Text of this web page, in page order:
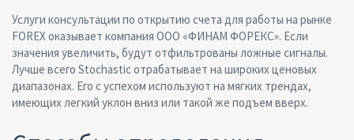
Услуги консультации по открытию счета для работы на рынке
FOREX оказывает компания ООО «ФИНАМ ФОРЕКС». Если
значения увеличить, будут отфильтрованы ложные сигналы.
Лучше всего Stochastic отрабатывает на широких ценовых
диапазонах. Его с успехом используют на мягких трендах,
имеющих легкий уклон вниз или такой же подъем вверх.